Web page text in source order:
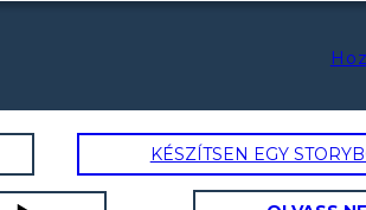
KÉSZÍTSEN EGY